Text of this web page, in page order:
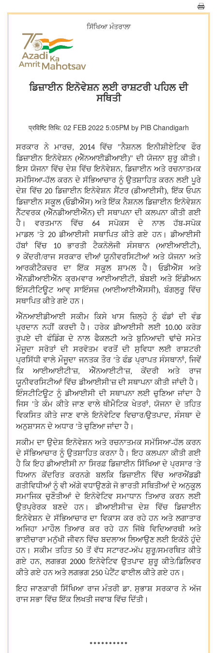
ਸਿੱਖਿਆ ਮੰਤਰਾਲਾ
ਡਿਜ਼ਾਈਨ ਇਨੋਵੇਸ਼ਨ ਲਈ ਰਾਸ਼ਟਰੀ ਪਹਿਲ ਦੀ
ਸਥਿਤੀ
प्रविष्टि तिथि: 02 FEB 2022 5:05PM by PIB Chandigarh
ਸਰਕਾਰ ਨੇ ਮਾਰਚ, 2014ਵਿੱਚ "ਨੈਸ਼ਨਲ ਇਨੀਸ਼ੀਏਟਿਵ ਫੌਰ
ਡਿਜ਼ਾਈਨ ਇਨੋਵੇਸ਼ਨ (ਐੱਨਆਈਡੀਆਈ)" ਦੀ ਯੋਜਨਾ ਸ਼ੁਰੂ ਕੀਤੀ।
ਇਸ ਯੋਜਨਾ ਵਿੱਚ ਦੇਸ਼ ਵਿੱਚ ਇਨੋਵੇਸ਼ਨ, ਡਿਜ਼ਾਈਨ ਅਤੇ ਰਚਨਾਤਮਕ
ਸਮੱਸਿਆ-ਹੱਲ ਕਰਨ ਦੇ ਸੱਭਿਆਚਾਰ ਨੂੰ ਉਤਸ਼ਾਹਿਤ ਕਰਨ ਲਈ ਪੂਰੇ
ਦੇਸ਼ ਵਿੱਚ 20 ਡਿਜ਼ਾਈਨ ਇਨੋਵੇਸ਼ਨ ਸੈਂਟਰ (ਡੀਆਈਸੀ),ਇੱਕ ਓਪਨ
ਡਿਜ਼ਾਈਨ ਸਕੂਲ (ਓਡੀਐੱਸ) ਅਤੇ ਇੱਕ ਨੈਸ਼ਨਲ ਡਿਜ਼ਾਈਨ ਇਨੋਵੇਸ਼ਨ
ਨੈੱਟਵਰਕ (ਐੱਨਡੀਆਈਐੱਨ) ਦੀ ਸਥਾਪਨਾ ਦੀ ਕਲਪਨਾ ਕੀਤੀ ਗਈ
ਹੈ। ਵਰਤਮਾਨ ਵਿੱਚ 64 ਸਪੋਕਸ ਦੇ ਨਾਲ ਹੱਬ-ਸਪੋਕ
ਮਾਡਲ 'ਤੇ 20ਡੀਆਈਸੀ ਸਥਾਪਿਤ ਕੀਤੇ ਗਏ ਹਨ। ਡੀਆਈਸੀ
ਹੱਬਾਂ ਵਿੱਚ 10 ਭਾਰਤੀ ਟੈਕਨੋਲੋਜੀ ਸੰਸਥਾਨ (ਆਈਆਈਟੀ),
9 ਕੇਂਦਰੀ/ਰਾਜ ਸਰਕਾਰ ਦੀਆਂ ਯੂਨੀਵਰਸਿਟੀਆਂ ਅਤੇ ਯੋਜਨਾ ਅਤੇ
ਆਰਕੀਟੈਕਚਰ ਦਾ ਇੱਕ ਸਕੂਲ ਸ਼ਾਮਲ ਹੈ। ਓਡੀਐੱਸ ਅਤੇ
ਐੱਨਡੀਆਈਐੱਨ ਕ੍ਰਮਵਾਰ ਆਈਆਈਟੀ,ਬੰਬਈ ਅਤੇ ਇੰਡੀਅਨ
ਇੰਸਟੀਟਿਊਟ ਆਵ੍ ਸਾਇੰਸਜ਼ (ਆਈਆਈਐੱਸਸੀ),ਬੰਗਲੁਰੂ ਵਿੱਚ
ਸਥਾਪਿਤ ਕੀਤੇ ਗਏ ਹਨ।
ਐੱਨਆਈਡੀਆਈ ਸਕੀਮ ਕਿਸੇ ਖਾਸ ਜ਼ਿਲ੍ਹੇ ਨੂੰ ਫੰਡਾਂ ਦੀ ਵੰਡ
ਪ੍ਰਦਾਨ ਨਹੀਂ ਕਰਦੀ ਹੈ। ਹਰੇਕ ਡੀਆਈਸੀ ਲਈ 10.00ਕਰੋੜ
ਰੁਪਏ ਦੀ ਫੰਡਿੰਗ ਦੇ ਨਾਲ ਫੈਕਲਟੀ ਅਤੇ ਬੁਨਿਆਦੀ ਢਾਂਚੇ ਸਮੇਤ
ਮੌਜੂਦਾ ਸਰੋਤਾਂ ਦੀ ਸਰਵੋਤਮ ਵਰਤੋਂ ਦੀ ਸੁਵਿਧਾ ਲਈ ਰਾਸ਼ਟਰੀ
ਪ੍ਰਸਿੱਧੀ ਵਾਲੇ ਮੌਜੂਦਾ ਜਨਤਕ ਤੌਰ 'ਤੇ ਫੰਡ ਪ੍ਰਾਪਤ ਸੰਸਥਾਨਾਂ,ਜਿਵੇਂ
ਕਿ ਆਈਆਈਟੀ’ਜ਼, ਐੱਨਆਈਟੀ’ਜ਼,ਕੇਂਦਰੀ ਅਤੇ ਰਾਜ
ਯੂਨੀਵਰਸਿਟੀਆਂ ਵਿੱਚ ਡੀਆਈਸੀ’ਜ਼ ਦੀ ਸਥਾਪਨਾ ਕੀਤੀ ਜਾਂਦੀ ਹੈ।
ਇੰਸਟੀਟਿਊਟ ਨੂੰ ਡੀਆਈਸੀ ਦੀ ਸਥਾਪਨਾ ਲਈ ਚੁਣਿਆ ਜਾਂਦਾ ਹੈ
ਜਿਸ 'ਤੇ ਕੰਮ ਕੀਤੇ ਜਾਣ ਵਾਲੇ ਥੀਮੈਟਿਕ ਖੇਤਰਾਂ,ਯੋਜਨਾ ਦੇ ਤਹਿਤ
ਵਿਕਸਿਤ ਕੀਤੇ ਜਾਣ ਵਾਲੇ ਇਨੋਵੇਟਿਵ ਵਿਚਾਰ/ਉਤਪਾਦ, ਸੰਸਥਾ ਦੇ
ਅਨੁਸ਼ਾਸਨ ਦੇ ਅਧਾਰ 'ਤੇ ਚੁਣਿਆ ਜਾਂਦਾ ਹੈ।
ਸਕੀਮ ਦਾ ਉਦੇਸ਼ ਇਨੋਵੇਸ਼ਨ ਅਤੇ ਰਚਨਾਤਮਕ ਸਮੱਸਿਆ-ਹੱਲ ਕਰਨ
ਦੇ ਸੱਭਿਆਚਾਰ ਨੂੰ ਉਤਸ਼ਾਹਿਤ ਕਰਨਾ ਹੈ। ਇਹ ਕਲਪਨਾ ਕੀਤੀ ਗਈ
ਹੈ ਕਿ ਇਹ ਡੀਆਈਸੀ ਨਾ ਸਿਰਫ਼ ਡਿਜ਼ਾਈਨ ਸਿੱਖਿਆ ਦੇ ਪ੍ਰਸਾਰ 'ਤੇ
ਧਿਆਨ ਕੇਂਦਰਿਤ ਕਰਨਗੇ ਬਲਕਿ ਡਿਜ਼ਾਈਨ ਵਿੱਚ ਆਰਐਂਡਡੀ
ਗਤੀਵਿਧੀਆਂ ਨੂੰ ਵੀ ਅੱਗੇ ਵਧਾਉਣਗੇ ਜੋ ਭਾਰਤੀ ਸਥਿਤੀਆਂ ਦੇ ਅਨੁਕੂਲ
ਸਮਾਜਿਕ ਚੁਣੌਤੀਆਂ ਦੇ ਇਨੋਵੇਟਿਵ ਸਮਾਧਾਨ ਤਿਆਰ ਕਰਨ ਲਈ
ਉਤਪ੍ਰੇਰਕ ਬਣਦੇ ਹਨ। ਡੀਆਈਸੀ’ਜ਼ ਦੇਸ਼ ਵਿੱਚ ਡਿਜ਼ਾਈਨ
ਇਨੋਵੇਸ਼ਨ ਦੇ ਸੱਭਿਆਚਾਰ ਦਾ ਵਿਕਾਸ ਕਰ ਰਹੇ ਹਨ ਅਤੇ ਲਗਾਤਾਰ
ਅਜਿਹਾ ਮਾਹੌਲ ਤਿਆਰ ਕਰ ਰਹੇ ਹਨ ਜਿੱਥੇ ਵਿਦਿਆਰਥੀ ਅਤੇ
ਭਾਈਚਾਰਾ ਮਨੁੱਖੀ ਜੀਵਨ ਵਿੱਚ ਬਦਲਾਅ ਲਿਆਉਣ ਲਈ ਇਕੱਠੇ ਹੁੰਦੇ
ਹਨ। ਸਕੀਮ ਤਹਿਤ 50 ਤੋਂ ਵੱਧ ਸਟਾਰਟ-ਅੱਪ ਸ਼ੁਰੂ/ਸਮਰਥਿਤ ਕੀਤੇ
ਗਏ ਹਨ,ਲਗਭਗ2000 ਇਨੋਵੇਟਿਵ ਉਤਪਾਦ ਸ਼ੁਰੂ ਕੀਤੇ/ਡਿਲਿਵਰ
ਕੀਤੇ ਗਏ ਹਨ ਅਤੇ ਲਗਭਗ250ਪੇਟੈਂਟ ਫਾਈਲ ਕੀਤੇ ਗਏ ਹਨ।
ਇਹ ਜਾਣਕਾਰੀ ਸਿੱਖਿਆ ਰਾਜ ਮੰਤਰੀ ਡਾ. ਸੁਭਾਸ਼ ਸਰਕਾਰ ਨੇ ਅੱਜ
ਰਾਜ ਸਭਾ ਵਿੱਚ ਇੱਕ ਲਿਖਤੀ ਜਵਾਬ ਵਿੱਚ ਦਿੱਤੀ।
**********